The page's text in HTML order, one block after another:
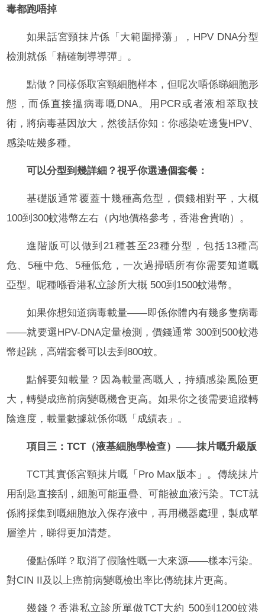
毒都跑唔掉
如果話宮頸抹片係「大範圍掃蕩」，HPV DNA分型
檢測就係「精確制導導彈」。
點做？同樣係取宮頸細胞样本，但呢次唔係睇細胞形
態，而係直接搵病毒嘅DNA。用PCR或者液相萃取技
術，將病毒基因放大，然後話你知：你感染咗邊隻HPV、
感染咗幾多種。
可以分型到幾詳細？視乎你選邊個套餐：
基礎版通常覆蓋十幾種高危型，價錢相對平，大概
100到300蚊港幣左右（內地價格參考，香港會貴啲）。
進階版可以做到21種甚至23種分型，包括13種高
危、5種中危、5種低危，一次過掃晒所有你需要知道嘅
亞型。呢種喺香港私立診所大概 500到1500蚊港幣。
如果你想知道病毒載量——即係你體內有幾多隻病毒
——就要選HPV-DNA定量檢測，價錢通常 300到500蚊港
幣起跳，高端套餐可以去到800蚊。
點解要知載量？因為載量高嘅人，持續感染風險更
大，轉變成癌前病變嘅機會更高。如果你之後需要追蹤轉
陰進度，載量數據就係你嘅「成績表」。
項目三：TCT（液基細胞學檢查）——抹片嘅升級版
TCT其實係宮頸抹片嘅「Pro Max版本」。傳統抹片
用刮匙直接刮，細胞可能重疊、可能被血液污染。TCT就
係將採集到嘅細胞放入保存液中，再用機器處理，製成單
層塗片，睇得更加清楚。
優點係咩？取消了假陰性嘅一大來源——樣本污染。
對CIN II及以上癌前病變嘅檢出率比傳統抹片更高。
幾錢？香港私立診所單做TCT大約 500到1200蚊港